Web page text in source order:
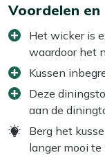
Voordelen
Het wicker is
waardoor het
Kussen
Deze
aan de
Berg het
langer mooi te